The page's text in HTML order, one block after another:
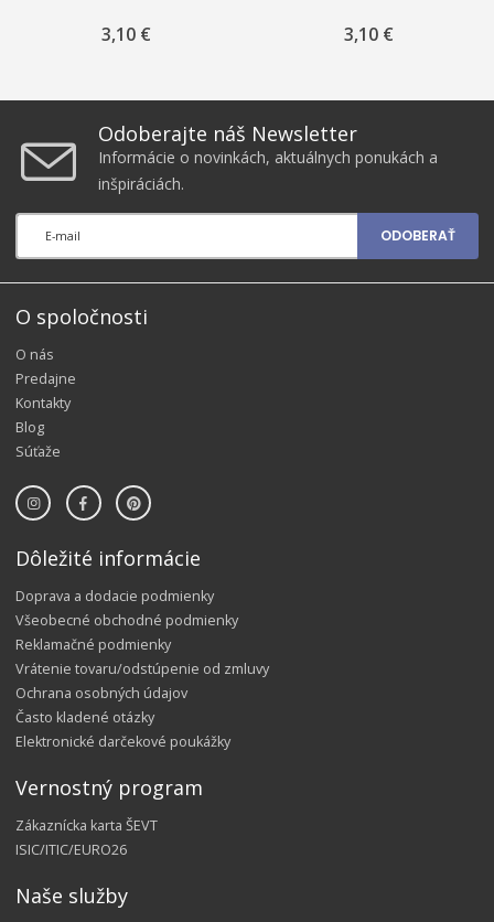
3,10 € 3,10 €
Odoberajte náš Newsletter
Informácie o novinkách, aktuálnych ponukách a
inšpiráciách.
ODOBERAŤ
O spoločnosti
O nás
Predajne
Kontakty
Blog
Súťaže
Dôležité informácie
Doprava a dodacie podmienky
Všeobecné obchodné podmienky
Reklamačné podmienky
Vrátenie tovaru/odstúpenie od zmluvy
Ochrana osobných údajov
Často kladené otázky
Elektronické darčekové poukážky
Vernostný program
Zákaznícka karta ŠEVT
ISIC/ITIC/EURO26
Naše služby